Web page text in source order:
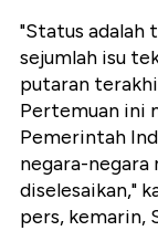
"Status adalah
sejumlah isu
putaran
Pertemuan ini
Pemerintah
negara-
diselesaikan,"
pers, kemarin,